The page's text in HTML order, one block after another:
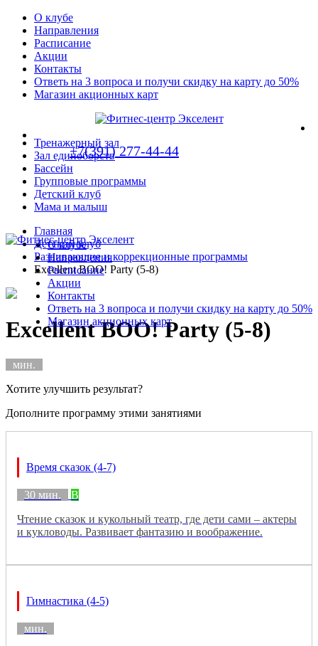
О клубе
Направления
Расписание
Акции
Контакты
Ответь на 3 вопроса и получи скидку на карту до 50%
Магазин акционных карт
+7(391) 277-44-44
Тренажерный зал
Зал единоборств
Бассейн
Групповые программы
Детский клуб
Мама и малыш
О клубе
Направления
Расписание
Акции
Контакты
Ответь на 3 вопроса и получи скидку на карту до 50%
Магазин акционных карт
Главная
Детский клуб
Развивающие и коррекционные программы
Excellent BOO! Party (5-8)
Excellent BOO! Party (5-8)
мин.
Хотите улучшить результат?
Дополните программу этими занятиями
Время сказок (4-7)
30 мин.
B
Чтение сказок и кукольный театр, где дети сами – актеры
и кукловоды. Развивает фантазию и воображение.
Гимнастика (4-5)
мин.